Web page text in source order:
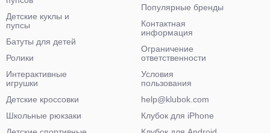
Детские куклы и
пупсы
Батуты для детей
Ролики
Интерактивные
игрушки
Детские кроссовки
Школьные рюкзаки
Популярные бренды
Контактная
информация
Ограничение
ответственности
Условия
пользования
help@klubok.com
Клубок для iPhone